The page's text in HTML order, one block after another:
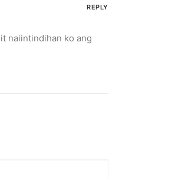
naiintindihan ko ang
REPLY